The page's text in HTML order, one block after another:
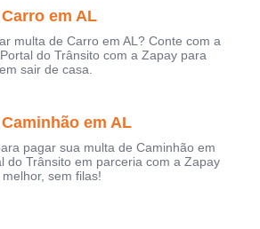
em AL
multa de Carro em AL? Conte com a
do Trânsito com a Zapay para
sair de casa.
em AL
pagar sua multa de Caminhão em
do Trânsito em parceria com a Zapay
sem filas!